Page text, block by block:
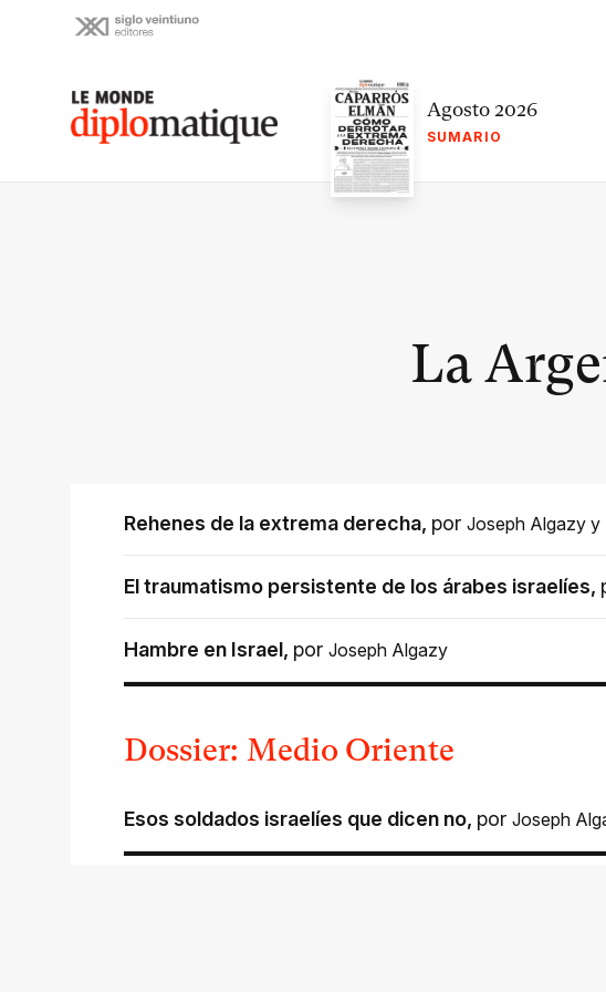
Le monde diplomatique Agosto 2026
SUMARIO
La
Rehenes de la extrema derecha, por Joseph Algazy y
El traumatismo persistente de los árabes israelíes,
Hambre en Israel, por Joseph Algazy
Dossier: Medio Oriente
Esos soldados israelíes que dicen no, por Joseph